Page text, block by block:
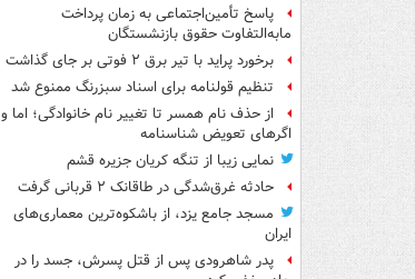
پاسخ تأمین‌اجتماعی به زمان پرداخت
مابه‌التفاوت حقوق بازنشستگان
برخورد پراید با تیر برق ۲ فوتی بر جای گذاشت
تنظیم قولنامه برای اسناد سبزرنگ ممنوع شد
از حذف نام همسر تا تغییر نام خانوادگی؛ اما و
اگرهای تعویض شناسنامه
نمایی زیبا از تنگه کریان جزیره قشم
حادثه غرق‌شدگی در طاقانک ۲ قربانی گرفت
مسجد جامع یزد، از باشکوه‌ترین معماری‌های
ایران
پدر شاهرودی پس از قتل پسرش، جسد را در